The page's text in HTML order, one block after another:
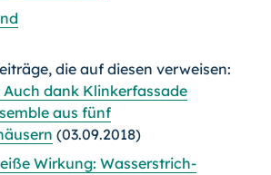
die auf diesen verweisen:
Auch dank Klinkerfassade
aus fünf
(03.09.2018)
Wirkung: Wasserstrich-